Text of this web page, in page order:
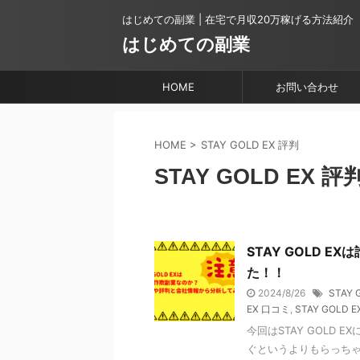
はじめての副業 | 在宅で月収20万稼げる方法紹介
はじめての副業
HOME お問い合わせ
HOME > STAY GOLD EX 評判
STAY GOLD EX 評判
STAY GOLD EXは
た！！
2024/8/26 STAY
EX 口コミ , STAY GOLD
今回はSTAY GOLD EX
ぐというよりもらっち